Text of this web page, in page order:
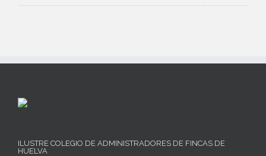
ILUSTRE COLEGIO DE ADMINISTRADORES DE FINCAS DE
HUELVA